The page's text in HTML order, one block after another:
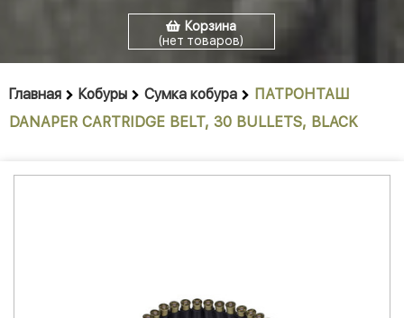
Корзина
(нет товаров)
Главная Кобуры Сумка кобура
ПАТРОНТАШ
DANAPER CARTRIDGE BELT, 30 BULLETS, BLACK